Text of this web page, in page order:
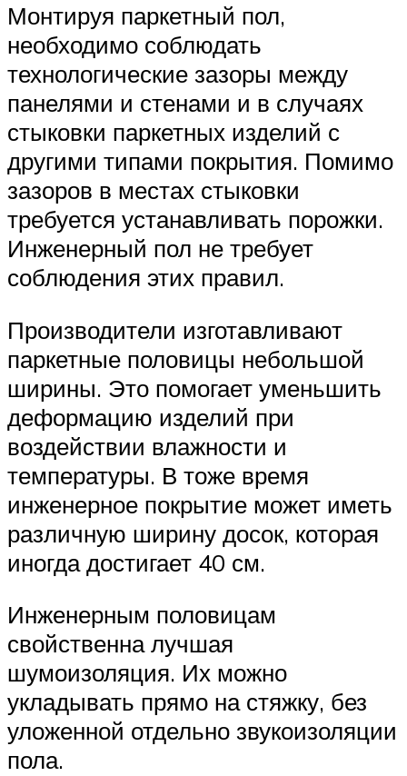
Монтируя паркетный пол,
необходимо соблюдать
технологические зазоры между
панелями и стенами и в случаях
стыковки паркетных изделий с
другими типами покрытия. Помимо
зазоров в местах стыковки
требуется устанавливать порожки.
Инженерный пол не требует
соблюдения этих правил.
Производители изготавливают
паркетные половицы небольшой
ширины. Это помогает уменьшить
деформацию изделий при
воздействии влажности и
температуры. В тоже время
инженерное покрытие может иметь
различную ширину досок, которая
иногда достигает 40 см.
Инженерным половицам
свойственна лучшая
шумоизоляция. Их можно
укладывать прямо на стяжку, без
уложенной отдельно звукоизоляции
пола.